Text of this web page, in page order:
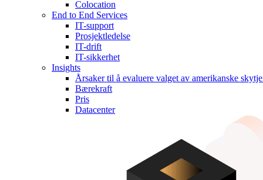
Colocation
End to End Services
IT-support
Prosjektledelse
IT-drift
IT-sikkerhet
Insights
Årsaker til å evaluere valget av amerikanske
Bærekraft
Pris
Datacenter